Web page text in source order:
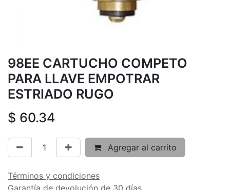
98EE CARTUCHO COMPETO
PARA LLAVE EMPOTRAR
ESTRIADO RUGO
$ 60.34
Agregar al carrito
Términos y condiciones
Garantía de devolución de 30 días